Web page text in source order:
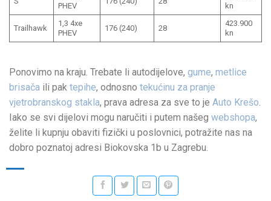
PHEV
kn
Trailhawk
1,3 4xe
PHEV
176 (240) 28
423.900
kn
Ponovimo na kraju. Trebate li autodijelove, gume, metlice
brisača ili pak tepihe, odnosno tekućinu za pranje
vjetrobranskog stakla, prava adresa za sve to je Auto Krešo
Iako se svi dijelovi mogu naručiti i putem našeg webshopa,
želite li kupnju obaviti fizički u poslovnici, potražite nas na
dobro poznatoj adresi Biokovska 1b u Zagrebu.